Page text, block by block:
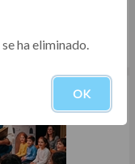
2026
ha eliminado.
OK